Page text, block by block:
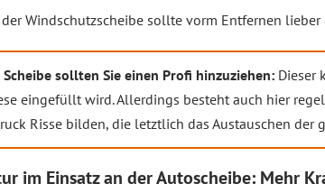
Windschutzscheibe sollte vorm Entfernen
sollten Sie einen Profi hinzuziehen: Dieser
eingefüllt wird. Allerdings besteht auch hier
Risse bilden, die letztlich das Austauschen der
im Einsatz an der Autoscheibe: Mehr